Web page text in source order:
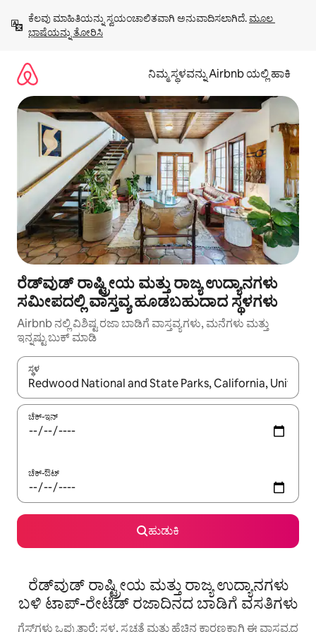
ಹೋಗಿ
ಕೆಲವು ಮಾಹಿತಿಯನ್ನು ಸ್ವಯಂಚಾಲಿತವಾಗಿ ಅನುವಾದಿಸಲಾಗಿದೆ. ಮೂಲ
ಭಾಷೆಯನ್ನು ತೋರಿಸಿ
ನಿಮ್ಮ ಸ್ಥಳವನ್ನು Airbnb ಯಲ್ಲಿ ಹಾಕಿ
ರೆಡ್‌ವುಡ್ ರಾಷ್ಟ್ರೀಯ ಮತ್ತು ರಾಜ್ಯ ಉದ್ಯಾನಗಳು
ಸಮೀಪದಲ್ಲಿ ವಾಸ್ತವ್ಯ ಹೂಡಬಹುದಾದ ಸ್ಥಳಗಳು
Airbnb ನಲ್ಲಿ ವಿಶಿಷ್ಟ ರಜಾ ಬಾಡಿಗೆ ವಾಸ್ತವ್ಯಗಳು, ಮನೆಗಳು ಮತ್ತು
ಇನ್ನಷ್ಟು ಬುಕ್ ಮಾಡಿ
ಸ್ಥಳ
ಫಲಿತಾಂಶಗಳು ಲಭ್ಯವಿರುವಾಗ, ಅಪ್ ಮತ್ತು ಡೌನ್ ಬಾಣದ ಕೀಲಿಗಳೊಂದಿಗೆ
ಚೆಕ್-ಇನ್
ಚೆಕ್-ಔಟ್
ಹುಡುಕಿ
ರೆಡ್‌ವುಡ್ ರಾಷ್ಟ್ರೀಯ ಮತ್ತು ರಾಜ್ಯ ಉದ್ಯಾನಗಳು
ಬಳಿ ಟಾಪ್-ರೇಟೆಡ್ ರಜಾದಿನದ ಬಾಡಿಗೆ ವಸತಿಗಳು
ಗೆಸ್ಟ್‌ಗಳು ಒಪ್ಪುತ್ತಾರೆ: ಸ್ಥಳ, ಸ್ವಚ್ಛತೆ ಮತ್ತು ಹೆಚ್ಚಿನ ಕಾರಣಕ್ಕಾಗಿ ಈ ವಾಸ್ತವ್ಯದ